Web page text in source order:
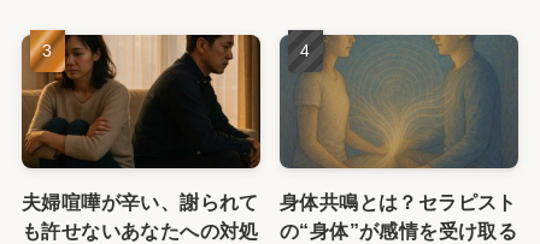
夫婦喧嘩が辛い、謝られて
も許せないあなたへの対処
身体共鳴とは？セラピスト
の“身体”が感情を受け取る